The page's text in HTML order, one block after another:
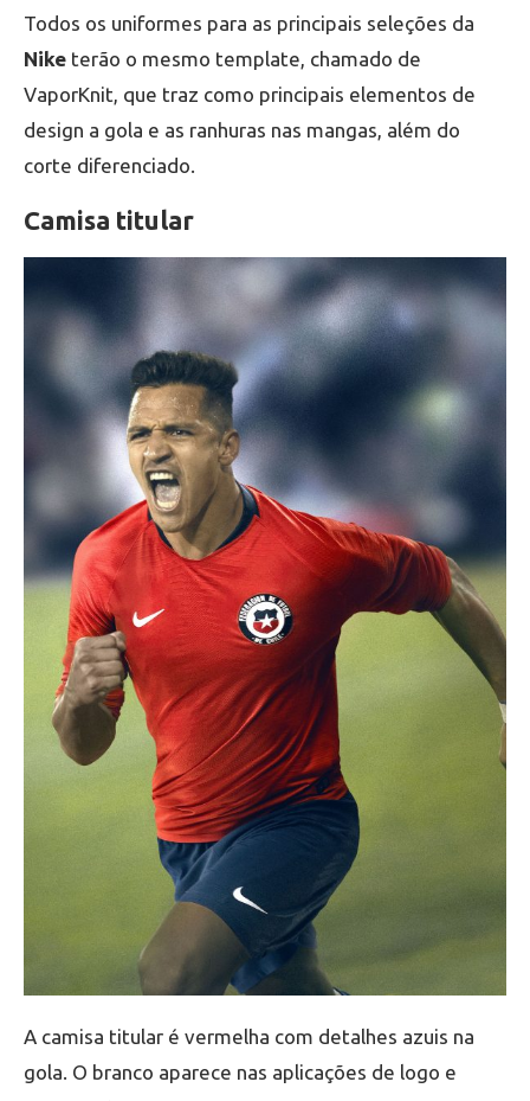
Todos os uniformes para as principais seleções da
Nike terão o mesmo template, chamado de
VaporKnit, que traz como principais elementos de
design a gola e as ranhuras nas mangas, além do
corte diferenciado.
Camisa titular
A camisa titular é vermelha com detalhes azuis na
gola. O branco aparece nas aplicações de logo e